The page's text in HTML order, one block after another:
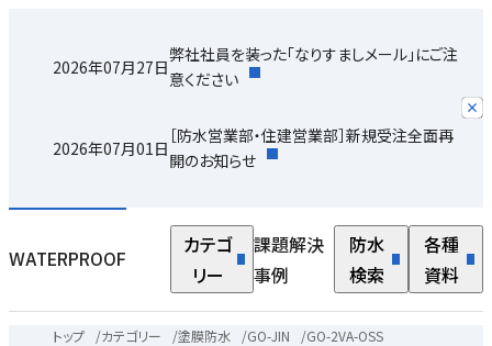
2026年07月27日
弊社社員を装った「なりすましメール」にご注
意ください
2026年07月01日
［防水営業部・住建営業部］新規受注全面再
開のお知らせ
WATERPROOF
カテゴ
リー
課題解決
事例
防水
検索
各種
資料
トップ /カテゴリー /塗膜防水 /GO-JIN /GO-2VA-OSS